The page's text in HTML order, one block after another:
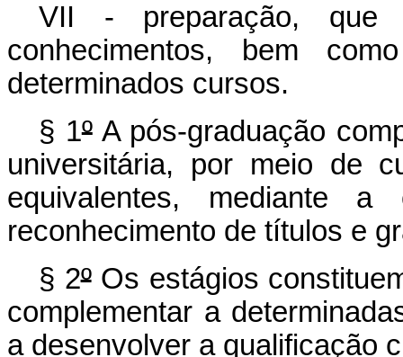
VII - preparação, que
conhecimentos, bem
determinados cursos.
§ 1ºA pós-graduação
universitária, por meio de
equivalentes, mediante
reconhecimento de títulos e
§ 2ºOs estágios
complementar a
a desenvolver a qualificação